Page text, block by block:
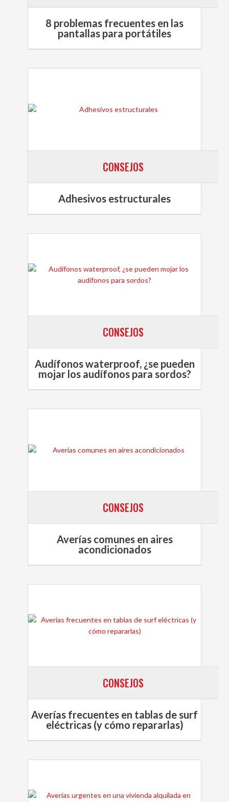
8 problemas frecuentes en las
pantallas para portátiles
CONSEJOS
Adhesivos estructurales
CONSEJOS
Audífonos waterproof, ¿se pueden
mojar los audífonos para sordos?
CONSEJOS
Averías comunes en aires
acondicionados
CONSEJOS
Averías frecuentes en tablas de surf
eléctricas (y cómo repararlas)